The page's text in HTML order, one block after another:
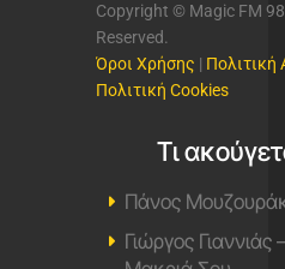
Copyright © Magic FM
Reserved.
Όροι Χρήσης | Πολιτική
Πολιτική Cookies
Τι
Πάνος
Γιώργος